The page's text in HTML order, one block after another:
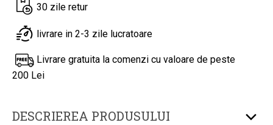
DESCRIEREA PRODUSULUI
30 zile retur
livrare in 2-3 zile lucratoare
Livrare gratuita la comenzi cu valoare de peste
200 Lei